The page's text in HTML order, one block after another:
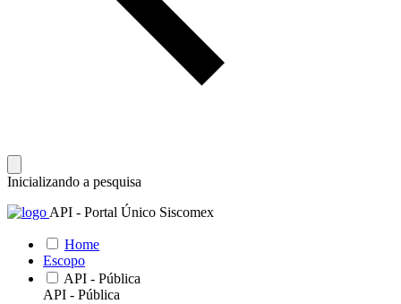
Inicializando a pesquisa
API - Portal Único Siscomex
Home
Escopo
API - Pública
API - Pública